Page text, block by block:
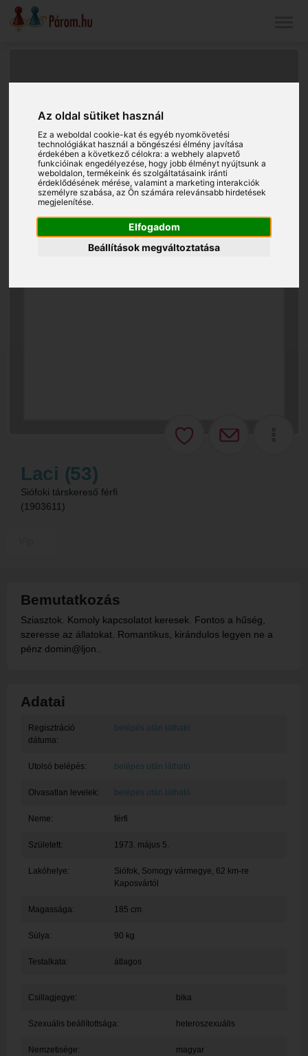
Az oldal sütiket használ
Ez a weboldal cookie-kat és egyéb nyomkövetési
technológiákat használ a böngészési élmény javítása
érdekében a következő célokra:a webhely alapvető
funkcióinak engedélyezése, hogy jobb élményt nyújtsunk a
weboldalon,termékeink és szolgáltatásaink iránti
érdeklődésének mérése, valamint a marketing interakciók
személyre szabása,az Ön számára relevánsabb hirdetések
megjelenítése.
Elfogadom
Beállítások megváltoztatása
Laci (53)
Siófoki társkereső férfi
(1903611)
Bemutatkozás
Sziasztok. Komoly kapcsolatot keresek. Fontos a hűség,
szeresse az állatokat. Romantikus, kirándulos legyen ne a
pénz domin@ljon..
Adatai
Regisztráció
dátuma:
belépés után látható
Utolsó belépés: belépés után látható
Olvasatlan levelek: belépés után látható
Neme: férfi
Született: 1973. május 5.
Lakóhelye: Siófok, Somogy vármegye, 62 km-re
Kaposvártól
Magassága: 185 cm
Súlya: 90 kg
Testalkata: átlagos
Csillagjegye: bika
Szexuális beállítottsága: heteroszexuális
Nemzetisége: magyar